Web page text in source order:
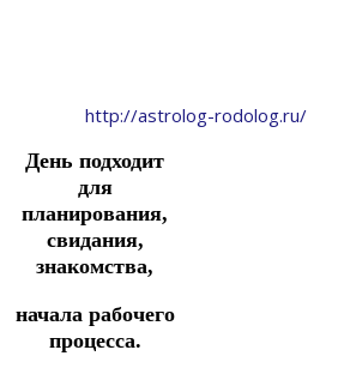
http://astrolog-rodolog.ru/
День подходит
для
планирования,
свидания,
знакомства,
начала рабочего
процесса.